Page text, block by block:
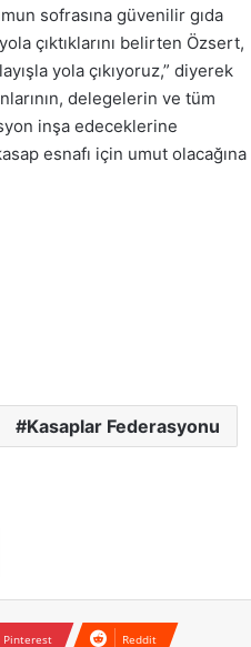
sofrasına güvenilir gıda
çıktıklarını belirten Özsert,
yola çıkıyoruz,” diyerek
delegelerin ve tüm
inşa edeceklerine
esnafı için umut olacağına
Kasaplar Federasyonu
Pinterest Reddit